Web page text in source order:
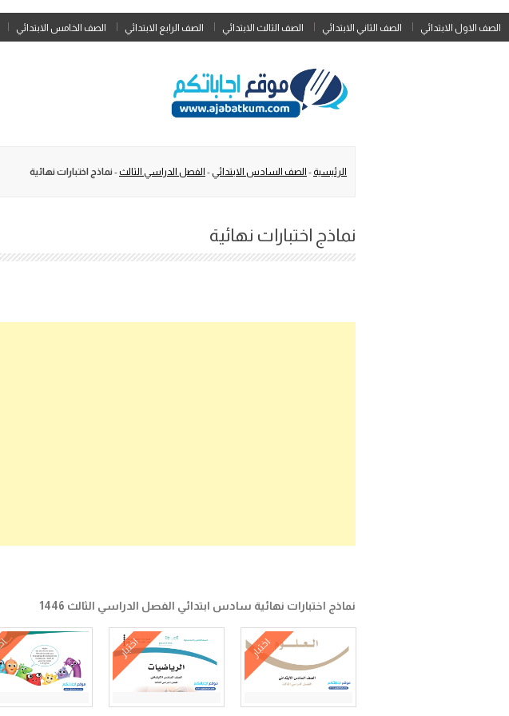
الصف الاول الابتدائي الصف الثاني الابتدائي الصف الثالث الابتدائي الصف الرابع الابتدائي الصف الخامس الابتدائي
الرئيسية - الصف السادس الابتدائي - الفصل الدراسي الثالث-نماذج اختبارات نهائية
نماذج اختبارات نهائية
نماذج اختبارات نهائية سادس ابتدائي الفصل الدراسي الثالث 1446
اختبار اختبار